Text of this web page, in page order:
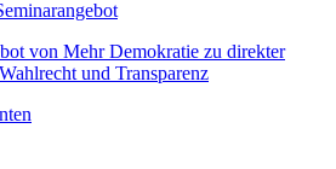
von Mehr Demokratie zu direkter
und Transparenz